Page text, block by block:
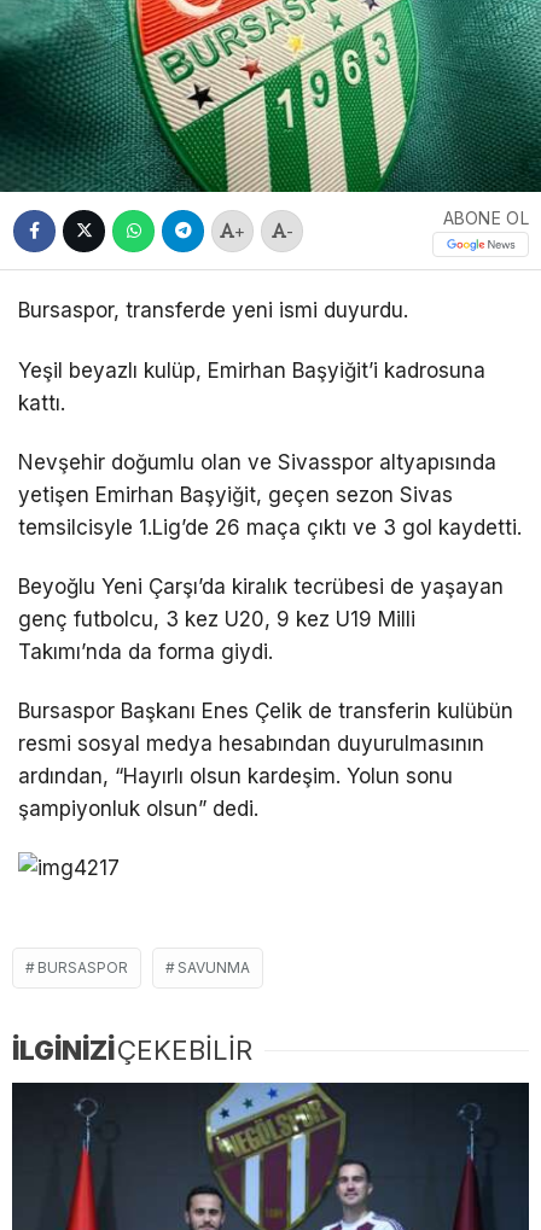
+ -
ABONE OL
Bursaspor, transferde yeni ismi duyurdu.
Yeşil beyazlı kulüp, Emirhan Başyiğit’i kadrosuna
kattı.
Nevşehir doğumlu olan ve Sivasspor altyapısında
yetişen Emirhan Başyiğit, geçen sezon Sivas
temsilcisyle 1.Lig’de 26 maça çıktı ve 3 gol kaydetti.
Beyoğlu Yeni Çarşı’da kiralık tecrübesi de yaşayan
genç futbolcu, 3 kez U20, 9 kez U19 Milli
Takımı’nda da forma giydi.
Bursaspor Başkanı Enes Çelik de transferin kulübün
resmi sosyal medya hesabından duyurulmasının
ardından, “Hayırlı olsun kardeşim. Yolun sonu
şampiyonluk olsun” dedi.
BURSASPOR SAVUNMA
İLGİNİZİÇEKEBİLİR